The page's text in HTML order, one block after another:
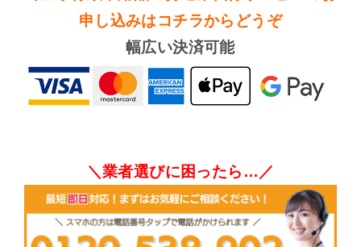
申し込みはコチラからどうぞ
幅広い決済可能
＼業者選びに困ったら…／